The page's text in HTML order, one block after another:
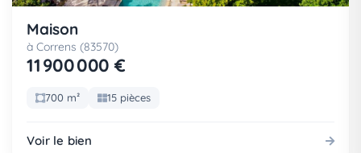
Maison
à Correns (83570)
11 900 000 €
700 m² 15 pièces
Voir le bien